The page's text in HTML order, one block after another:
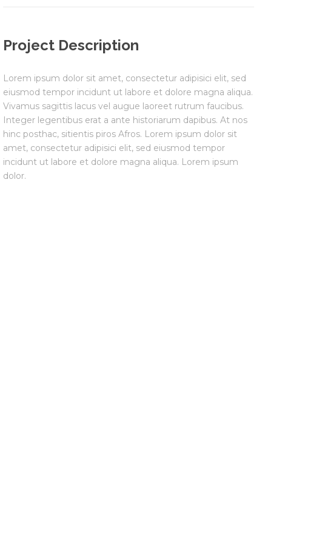
Project Description
Lorem ipsum dolor sit amet, consectetur adipisici elit, sed
eiusmod tempor incidunt ut labore et dolore magna aliqua.
Vivamus sagittis lacus vel augue laoreet rutrum faucibus.
Integer legentibus erat a ante historiarum dapibus. At nos
hinc posthac, sitientis piros Afros. Lorem ipsum dolor sit
amet, consectetur adipisici elit, sed eiusmod tempor
incidunt ut labore et dolore magna aliqua. Lorem ipsum
dolor.